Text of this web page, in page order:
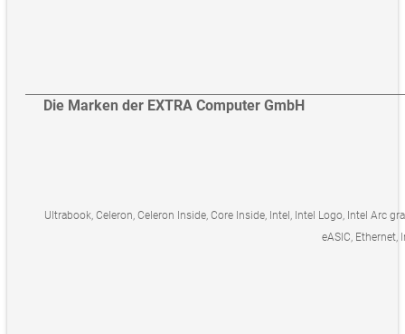
Die Marken der EXTRA Computer GmbH
Ultrabook, Celeron, Celeron Inside, Core Inside, Intel, Intel Logo, Intel Arc
eASIC, Ethernet,